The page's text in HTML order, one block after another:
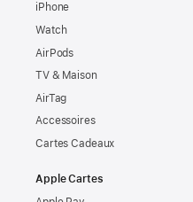
iPhone
Watch
AirPods
TV & Maison
AirTag
Accessoires
Cartes Cadeaux
Apple Cartes